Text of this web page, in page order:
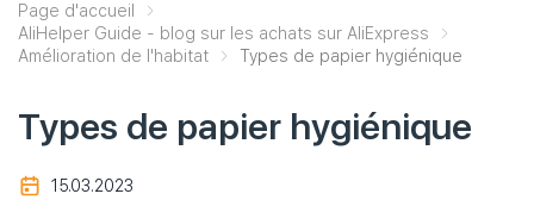
Page d'accueil
AliHelper Guide - blog sur les achats sur AliExpress
Amélioration de l'habitat
Types de papier hygiénique
Types de papier hygiénique
15.03.2023